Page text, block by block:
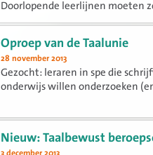
Doorlopende leerlijnen moeten
Oproep van de Taalunie
28 november 2013
Gezocht: leraren in spe die
onderwijs willen onderzoeken
Nieuw: Taalbewust